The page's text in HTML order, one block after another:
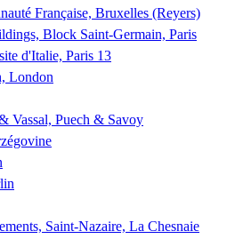
Française, Bruxelles (Reyers)
Block Saint-Germain, Paris
d'Italie, Paris 13
London
Vassal, Puech & Savoy
Saint-Nazaire, La Chesnaie